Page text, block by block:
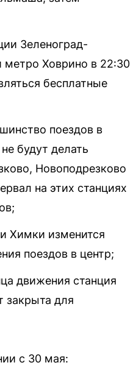
Зеленоград-
метро Ховрино в 22:30
бесплатные
поездов в
будут делать
Новоподрезково
на этих станциях
Химки изменится
поездов в центр;
движения станция
закрыта для
с 30 мая: